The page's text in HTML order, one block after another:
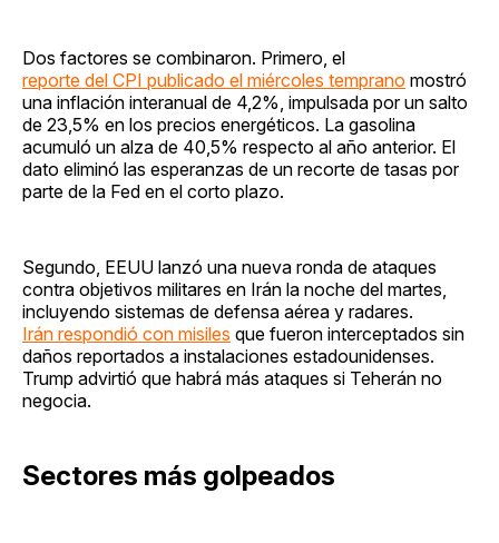
Dos factores se combinaron. Primero, el
reporte del CPI publicado el miércoles temprano mostró
una inflación interanual de 4,2%, impulsada por un salto
de 23,5% en los precios energéticos. La gasolina
acumuló un alza de 40,5% respecto al año anterior. El
dato eliminó las esperanzas de un recorte de tasas por
parte de la Fed en el corto plazo.
Segundo, EEUU lanzó una nueva ronda de ataques
contra objetivos militares en Irán la noche del martes,
incluyendo sistemas de defensa aérea y radares.
Irán respondió con misiles que fueron interceptados sin
daños reportados a instalaciones estadounidenses.
Trump advirtió que habrá más ataques si Teherán no
negocia.
Sectores más golpeados